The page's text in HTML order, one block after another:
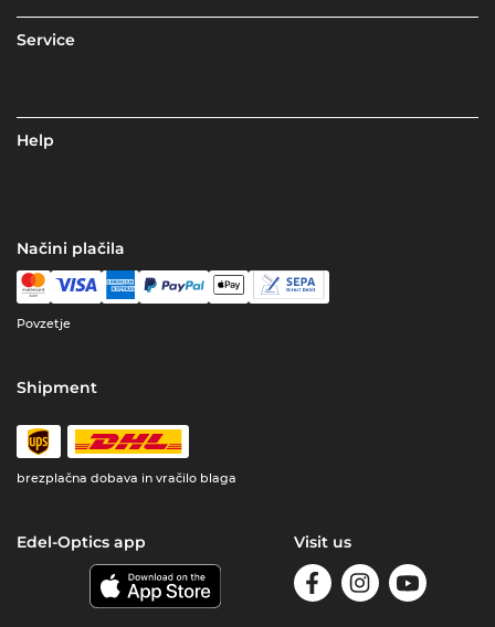
Service
Help
Načini plačila
Povzetje
Shipment
brezplačna dobava in vračilo blaga
Edel-Optics app Visit us